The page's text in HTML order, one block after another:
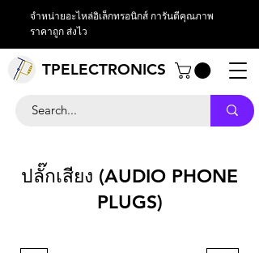
จำหน่ายอะไหล่อิเล็กทรอนิกส์ การันตีคุณภาพ
ราคาถูก ส่งไว
TPELECTRONICS
ปลั๊กเสียง (AUDIO PHONE
PLUGS)